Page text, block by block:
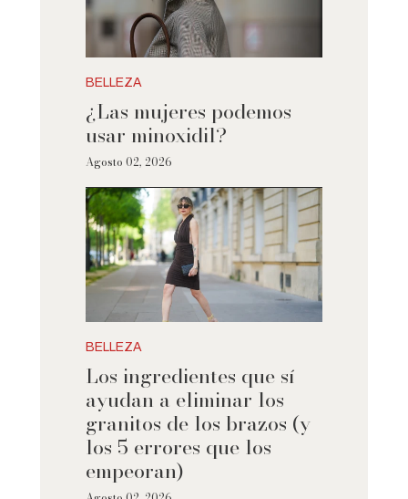
BELLEZA
¿Las mujeres podemos
usar minoxidil?
Agosto 02, 2026
BELLEZA
Los ingredientes que sí
ayudan a eliminar los
granitos de los brazos (y
los 5 errores que los
empeoran)